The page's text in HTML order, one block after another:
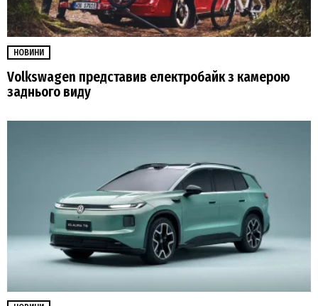
НОВИНИ
Volkswagen представив електробайк з камерою
заднього виду